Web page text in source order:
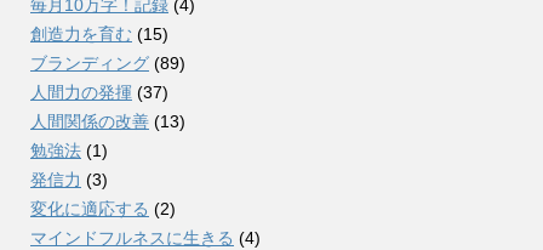
毎月10万字！記録 (4)
創造力を育む (15)
ブランディング (89)
人間力の発揮 (37)
人間関係の改善 (13)
勉強法 (1)
発信力 (3)
変化に適応する (2)
マインドフルネスに生きる (4)